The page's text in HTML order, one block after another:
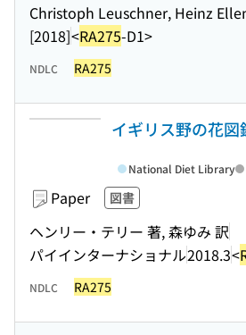
Christoph Leuschner, Heinz
[2018]<RA275-D1>
NDLC RA275
イギリス野の花図
Paper 図書
ヘンリー・テリー 著, 森ゆみ 訳
パイインターナショナル2018.3<
National Diet Library
NDLC RA275